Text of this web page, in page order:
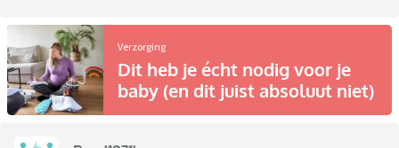
Verzorging
Dit heb je écht nodig voor je
baby (en dit juist absoluut niet)